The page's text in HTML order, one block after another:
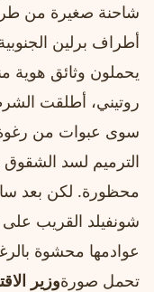
شاحنة صغيرة من
يحملون وثائق هوية
روتيني، أطلقت
سوى عبوات من رغوة
الترميم لسد
محظورة. لكن بعد
شونفيلد القريب
عوادمها محشوة
تحمل صورةوزير